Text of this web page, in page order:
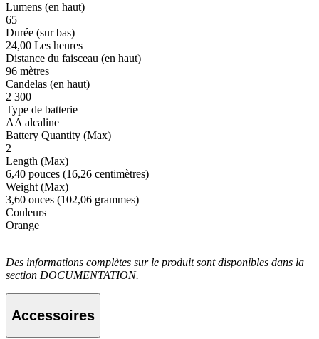
Lumens (en haut)
65
Durée (sur bas)
24,00 Les heures
Distance du faisceau (en haut)
96 mètres
Candelas (en haut)
2 300
Type de batterie
AA alcaline
Battery Quantity (Max)
2
Length (Max)
6,40 pouces (16,26 centimètres)
Weight (Max)
3,60 onces (102,06 grammes)
Couleurs
Orange
Des informations complètes sur le produit sont disponibles dans la
section DOCUMENTATION.
Accessoires